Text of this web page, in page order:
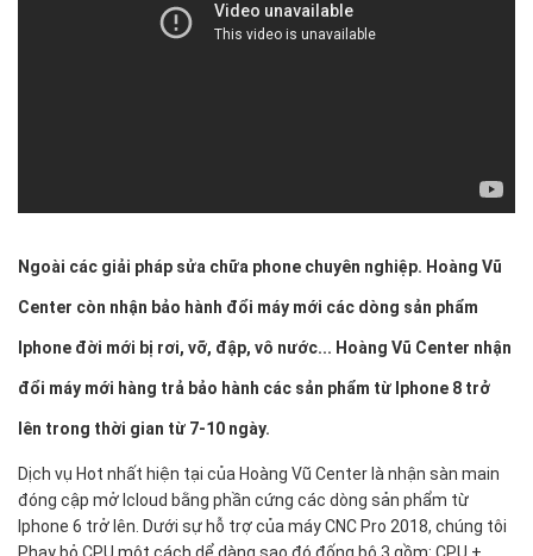
Ngoài các giải pháp sửa chữa phone chuyên nghiệp. Hoàng Vũ
Center còn nhận bảo hành đổi máy mới các dòng sản phẩm
Iphone đời mới bị rơi, vỡ, đập, vô nước... Hoàng Vũ Center nhận
đổi máy mới hàng trả bảo hành các sản phẩm từ Iphone 8 trở
lên trong thời gian từ 7-10 ngày.
Dịch vụ Hot nhất hiện tại của Hoàng Vũ Center là nhận sàn main
đóng cập mở Icloud bằng phần cứng các dòng sản phẩm từ
Iphone 6 trở lên. Dưới sự hỗ trợ của máy CNC Pro 2018, chúng tôi